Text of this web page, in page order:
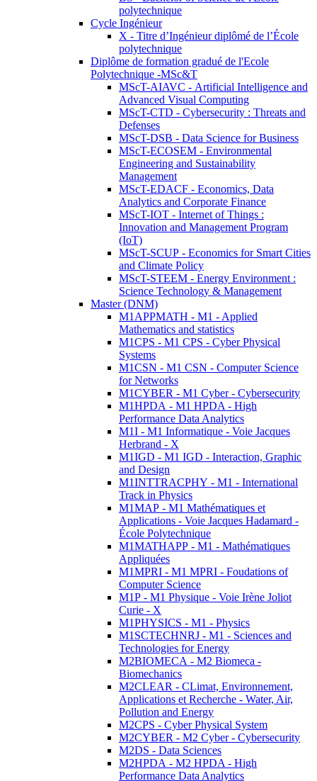
polytechnique
Cycle Ingénieur
X - Titre d’Ingénieur diplômé de l’École
polytechnique
Diplôme de formation gradué de l'Ecole
Polytechnique -MSc&T
MScT-AIAVC - Artificial Intelligence and
Advanced Visual Computing
MScT-CTD - Cybersecurity : Threats and
Defenses
MScT-DSB - Data Science for Business
MScT-ECOSEM - Environmental
Engineering and Sustainability
Management
MScT-EDACF - Economics, Data
Analytics and Corporate Finance
MScT-IOT - Internet of Things :
Innovation and Management Program
(IoT)
MScT-SCUP - Economics for Smart Cities
and Climate Policy
MScT-STEEM - Energy Environment :
Science Technology & Management
Master (DNM)
M1APPMATH - M1 - Applied
Mathematics and statistics
M1CPS - M1 CPS - Cyber Physical
Systems
M1CSN - M1 CSN - Computer Science
for Networks
M1CYBER - M1 Cyber - Cybersecurity
M1HPDA - M1 HPDA - High
Performance Data Analytics
M1I - M1 Informatique - Voie Jacques
Herbrand - X
M1IGD - M1 IGD - Interaction, Graphic
and Design
M1INTTRACPHY - M1 - International
Track in Physics
M1MAP - M1 Mathématiques et
Applications - Voie Jacques Hadamard -
École Polytechnique
M1MATHAPP - M1 - Mathématiques
Appliquées
M1MPRI - M1 MPRI - Foudations of
Computer Science
M1P - M1 Physique - Voie Irène Joliot
Curie - X
M1PHYSICS - M1 - Physics
M1SCTECHNRJ - M1 - Sciences and
Technologies for Energy
M2BIOMECA - M2 Biomeca -
Biomechanics
M2CLEAR - CLimat, Environnement,
Applications et Recherche - Water, Air,
Pollution and Energy
M2CPS - Cyber Physical System
M2CYBER - M2 Cyber - Cybersecurity
M2DS - Data Sciences
M2HPDA - M2 HPDA - High
Performance Data Analytics